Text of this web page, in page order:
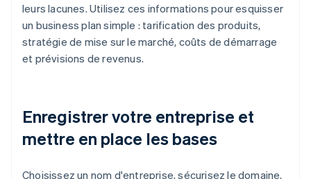
leurs lacunes. Utilisez ces informations pour esquisser
un business plan simple : tarification des produits,
stratégie de mise sur le marché, coûts de démarrage
et prévisions de revenus.
Enregistrer votre entreprise et
mettre en place les bases
Choisissez un nom d'entreprise, sécurisez le domaine,